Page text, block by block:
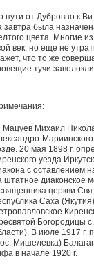
пути от Дубровно к
завтра была
цвета. Многие
век, но еще не
что то же
тучи
Мацуев Михаил
20 мая 1898 г.
уезда
с оставлением
штатное диаконское
церкви
Саха
Богородицы
В июле 1917 г.
Мишелевка)
в начале 1920 г.